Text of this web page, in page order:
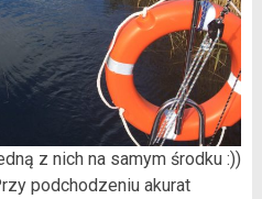
z nich na samym środku :))
podchodzeniu akurat